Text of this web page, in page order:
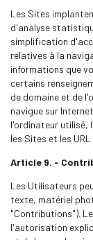
Les Sites
d'analyse
simplification
relatives à la
informations que
certains
de domaine et de
navigue sur
l'ordinateur utilisé,
les Sites et les
Article 9. -
Les Utilisateurs
texte, matériel
"Contributions").
l'autorisation